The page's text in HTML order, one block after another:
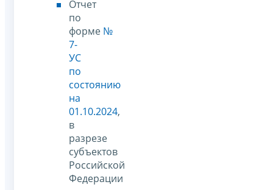
Отчет
по
форме №
7-
УС
по
состоянию
на
01.10.2024,
в
разрезе
субъектов
Российской
Федерации